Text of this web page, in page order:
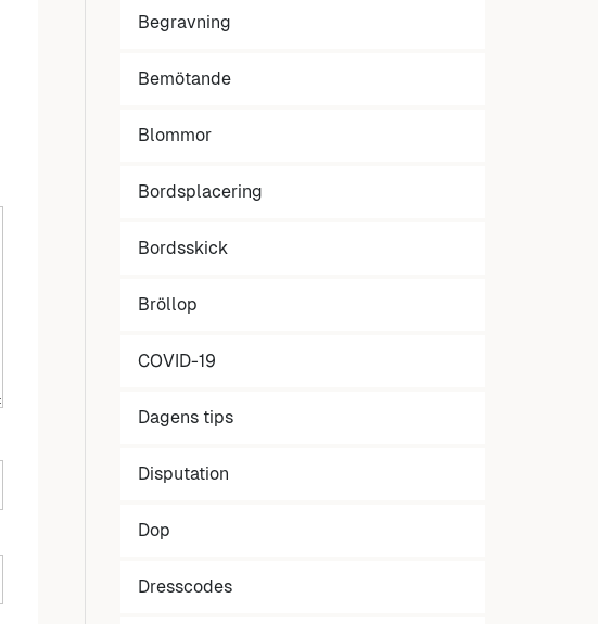
Begravning
Bemötande
Blommor
Bordsplacering
Bordsskick
Bröllop
COVID-19
Dagens tips
Disputation
Dop
Dresscodes